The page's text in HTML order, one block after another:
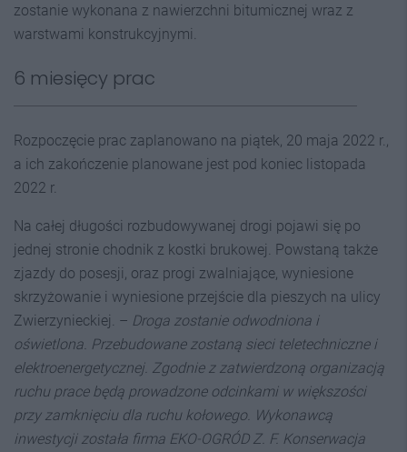
zostanie wykonana z nawierzchni bitumicznej wraz z
warstwami konstrukcyjnymi.
6 miesięcy prac
Rozpoczęcie prac zaplanowano na piątek, 20 maja 2022 r.,
a ich zakończenie planowane jest pod koniec listopada
2022 r.
Na całej długości rozbudowywanej drogi pojawi się po
jednej stronie chodnik z kostki brukowej. Powstaną także
zjazdy do posesji, oraz progi zwalniające, wyniesione
skrzyżowanie i wyniesione przejście dla pieszych na ulicy
Zwierzynieckiej. – Droga zostanie odwodniona i
oświetlona. Przebudowane zostaną sieci teletechniczne i
elektroenergetycznej. Zgodnie z zatwierdzoną organizacją
ruchu prace będą prowadzone odcinkami w większości
przy zamknięciu dla ruchu kołowego. Wykonawcą
inwestycji została firma EKO-OGRÓD Z. F. Konserwacja